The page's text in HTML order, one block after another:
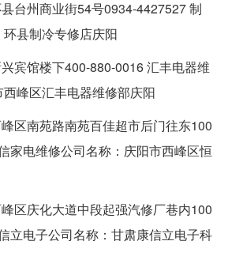
台州商业街54号0934-4427527 制
县制冷专修店庆阳
宾馆楼下400-880-0016 汇丰电器维
峰区汇丰电器维修部庆阳
区南苑路南苑百佳超市后门往东100
家电维修公司名称：庆阳市西峰区恒
区庆化大道中段起强汽修厂巷内100
立电子公司名称：甘肃康信立电子科